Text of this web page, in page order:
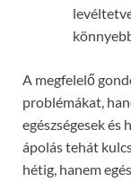
A megfelelő
problémákat,
egészségesek és
ápolás tehát
hétig, hanem